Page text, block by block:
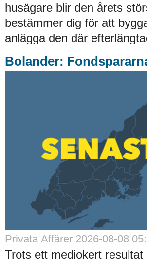
husägare blir den årets
bestämmer dig för att
anlägga den där
Bolander:
Privata Affärer 2026-08-08
Trots ett mediokert